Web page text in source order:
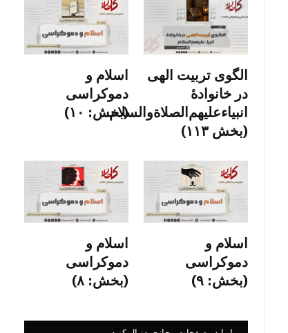
الگوی تربیت الهی
در خانوادۀ
انبیاءعلیهم‌الصلاةو‌السلام
(بخش ۱۱۳)
اسلام و
دموکراسی
(بخش: ۱۰)
اسلام و
دموکراسی
(بخش: ۹)
اسلام و
دموکراسی
(بخش: ۸)